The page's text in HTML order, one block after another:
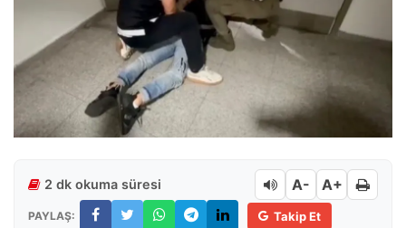
2 dk okuma süresi A- A+
PAYLAŞ: Takip Et